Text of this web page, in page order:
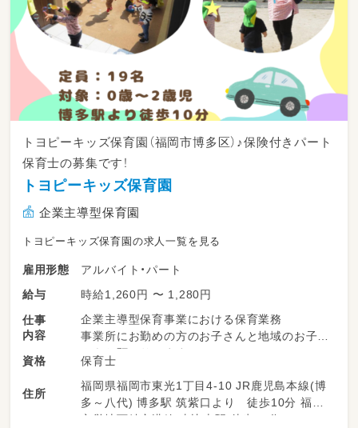
トヨピーキッズ保育園（福岡市博多区）♪保険付きパート
保育士の募集です！
トヨピーキッズ保育園
企業主導型保育園
トヨピーキッズ保育園の求人一覧を見る
雇用形態
アルバイト・パート
給与
時給1,260円 〜 1,280円
仕事
内容
企業主導型保育事業における保育業務
事業所にお勤めの方のお子さんと地域のお子さ
んをお預かりします。
☆乳幼児の保育
☆簡単な保育書類の作成（連絡帳、個人記録等）
資格 保育士
住所
福岡県福岡市東光1丁目4-10 JR鹿児島本線(博
多～八代) 博多駅 筑紫口より 徒歩10分 福岡
市営地下鉄空港線 東比恵駅 徒歩10分